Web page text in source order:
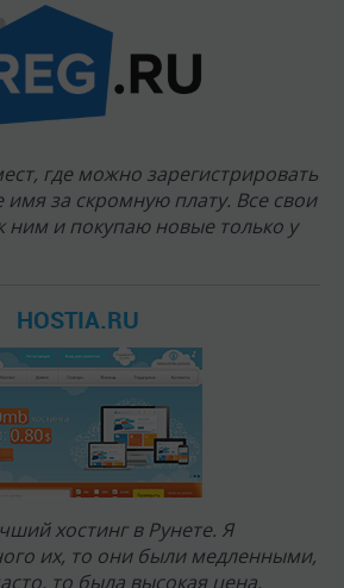
где можно зарегистрировать
за скромную плату. Все свои
ним и покупаю новые только у
HOSTIA.RU
хостинг в Рунете. Я
их, то они были медленными,
то была высокая цена.